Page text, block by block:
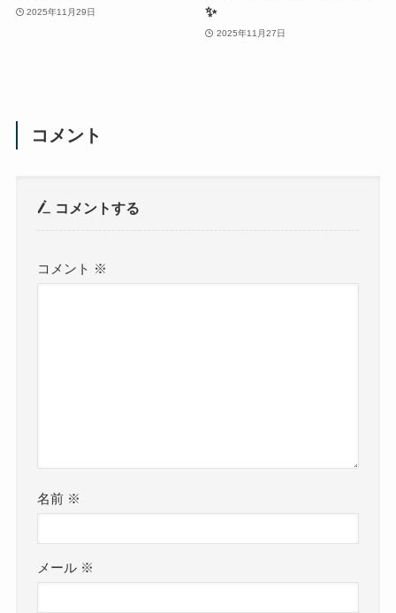
2025年11月29日
✨
2025年11月27日
コメント
コメントする
コメント ※
名前 ※
メール ※